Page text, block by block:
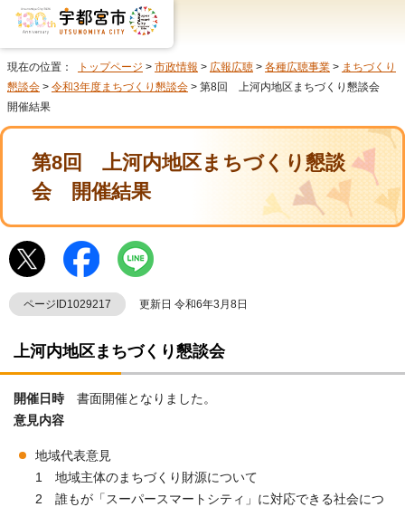
現在の位置： トップページ > 市政情報 > 広報広聴 > 各種広聴事業 > まちづくり
懇談会 > 令和3年度まちづくり懇談会 > 第8回 上河内地区まちづくり懇談会
開催結果
第8回 上河内地区まちづくり懇談
会 開催結果
ページID1029217 更新日 令和6年3月8日
上河内地区まちづくり懇談会
開催日時 書面開催となりました。
意見内容
地域代表意見
1 地域主体のまちづくり財源について
2 誰もが「スーパースマートシティ」に対応できる社会につ